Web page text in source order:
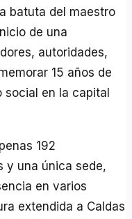
batuta del maestro
de una
autoridades,
15 años de
en la capital
192
y una única sede,
en varios
extendida a Caldas